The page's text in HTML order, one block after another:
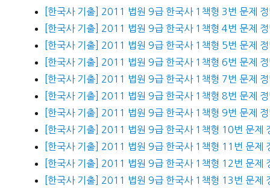
[한국사 기출] 2011 법원 9급 한국사 1책형 3번 문제
[한국사 기출] 2011 법원 9급 한국사 1책형 4번 문제
[한국사 기출] 2011 법원 9급 한국사 1책형 5번 문제
[한국사 기출] 2011 법원 9급 한국사 1책형 6번 문제
[한국사 기출] 2011 법원 9급 한국사 1책형 7번 문제
[한국사 기출] 2011 법원 9급 한국사 1책형 8번 문제
[한국사 기출] 2011 법원 9급 한국사 1책형 9번 문제
[한국사 기출] 2011 법원 9급 한국사 1책형 10번 문제
[한국사 기출] 2011 법원 9급 한국사 1책형 11번 문제
[한국사 기출] 2011 법원 9급 한국사 1책형 12번 문제
[한국사 기출] 2011 법원 9급 한국사 1책형 13번 문제